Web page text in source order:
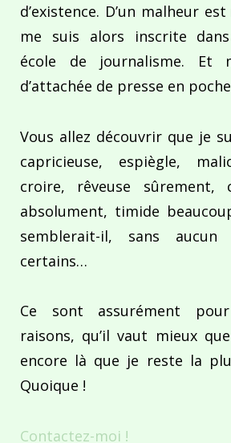
d’existence. D’un malheur
me suis alors inscrite
école de journalisme. Et
d’attachée de presse en
Vous allez découvrir que je
capricieuse, espiègle,
croire, rêveuse sûrement,
absolument, timide
semblerait-il, sans
certains…
Ce sont assurément
raisons, qu’il vaut mieux que
encore là que je reste la
Quoique !
Contactez-moi !